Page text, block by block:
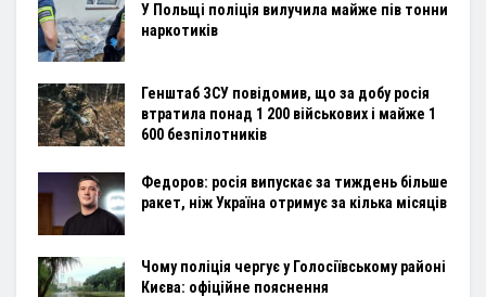
У Польщі поліція вилучила майже пів тонни
наркотиків
Генштаб ЗСУ повідомив, що за добу росія
втратила понад 1 200 військових і майже 1
600 безпілотників
Федоров: росія випускає за тиждень більше
ракет, ніж Україна отримує за кілька місяців
Чому поліція чергує у Голосіївському районі
Києва: офіційне пояснення